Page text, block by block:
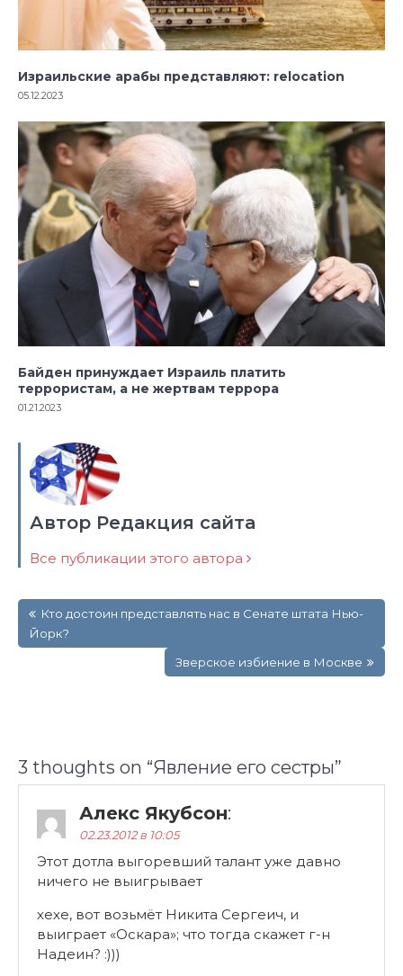
Израильские арабы представляют: relocation
05.12.2023
Байден принуждает Израиль платить
террористам, а не жертвам террора
01.21.2023
Автор Редакция сайта
Все публикации этого автора
по
записям
Кто достоин представлять нас в Сенате штата Нью-
Йорк?
Зверское избиение в Москве
3 thoughts on “Явление его сестры”
Алекс Якубсон:
02.23.2012 в 10:05
Этот дотла выгоревший талант уже давно
ничего не выигрывает
хехе, вот возьмёт Никита Сергеич, и
выиграет «Оскара»; что тогда скажет г-н
Надеин? :)))